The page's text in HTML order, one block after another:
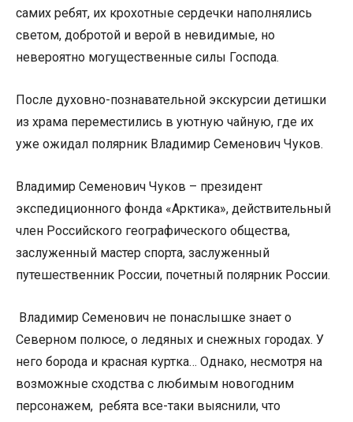
самих ребят, их крохотные сердечки наполнялись
светом, добротой и верой в невидимые, но
невероятно могущественные силы Господа.
После духовно-познавательной экскурсии детишки
из храма переместились в уютную чайную, где их
уже ожидал полярник Владимир Семенович Чуков.
Владимир Семенович Чуков – президент
экспедиционного фонда «Арктика», действительный
член Российского географического общества,
заслуженный мастер спорта, заслуженный
путешественник России, почетный полярник России.
Владимир Семенович не понаслышке знает о
Северном полюсе, о ледяных и снежных городах. У
него борода и красная куртка… Однако, несмотря на
возможные сходства с любимым новогодним
персонажем, ребята все-таки выяснили, что